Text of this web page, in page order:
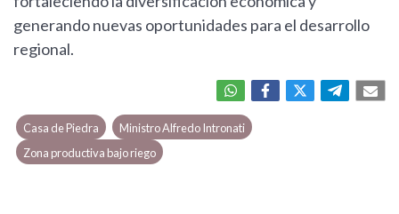
generando nuevas oportunidades para el desarrollo
regional.
Casa de Piedra
Ministro Alfredo Intronati
Zona productiva bajo riego